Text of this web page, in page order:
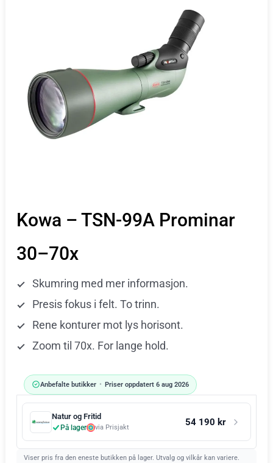
Kowa – TSN-99A Prominar
30–70x
Skumring med mer informasjon.
Presis fokus i felt. To trinn.
Rene konturer mot lys horisont.
Zoom til 70x. For lange hold.
Anbefalte butikker • Priser oppdatert 6 aug 2026
Natur og Fritid
På lager via Prisjakt 54 190 kr
Viser pris fra den eneste butikken på lager. Utvalg og vilkår kan variere.